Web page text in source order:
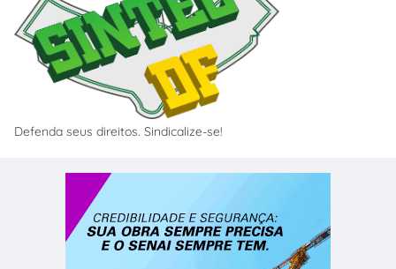
Defenda seus direitos. Sindicalize-se!